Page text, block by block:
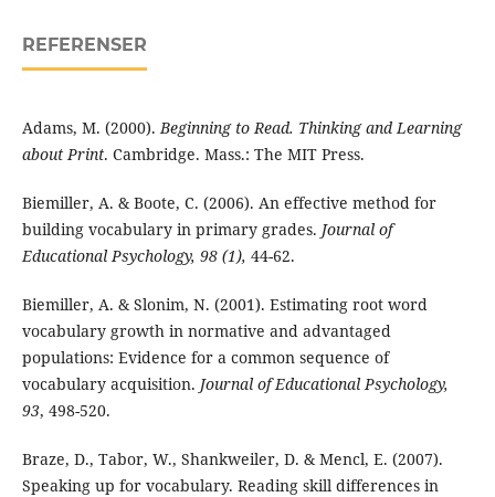
REFERENSER
Adams, M. (2000). Beginning to Read. Thinking and Learning
about Print. Cambridge. Mass.: The MIT Press.
Biemiller, A. & Boote, C. (2006). An effective method for
building vocabulary in primary grades. Journal of
Educational Psychology, 98 (1), 44-62.
Biemiller, A. & Slonim, N. (2001). Estimating root word
vocabulary growth in normative and advantaged
populations: Evidence for a common sequence of
vocabulary acquisition. Journal of Educational Psychology,
93, 498-520.
Braze, D., Tabor, W., Shankweiler, D. & Mencl, E. (2007).
Speaking up for vocabulary. Reading skill differences in